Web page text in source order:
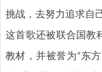
挑战，去努力追求自
这首歌还被联合国教
教材，并被誉为“东